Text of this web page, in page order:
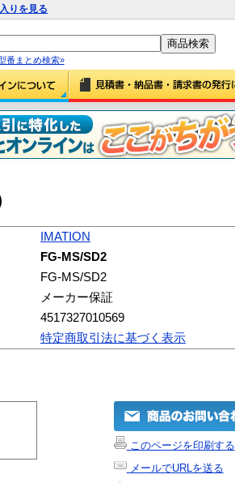
りを見る
番まとめ検索»
IMATION
FG-MS/SD2
FG-MS/SD2
メーカー保証
4517327010569
特定商取引法に基づく表示
このページを印刷する
メールでURLを送る